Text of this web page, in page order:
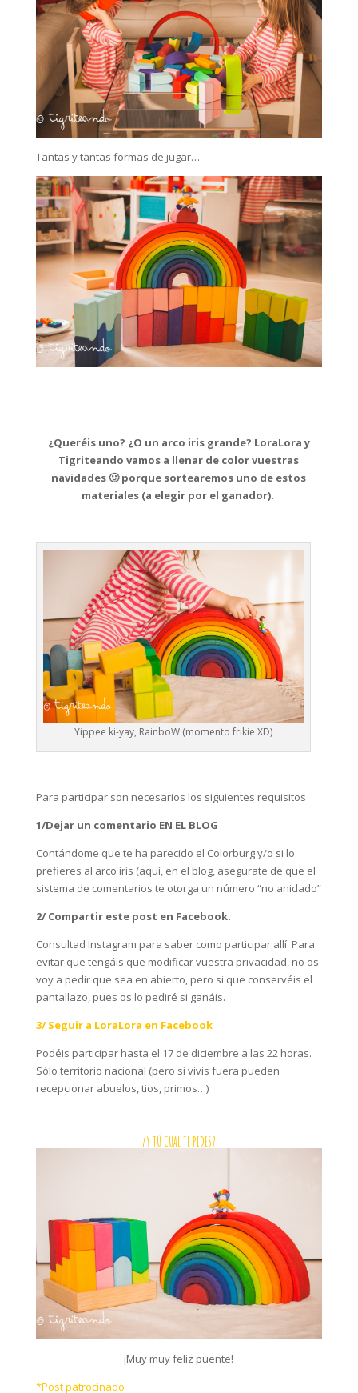
Tantas y tantas formas de jugar…
¿Queréis uno? ¿O un arco iris grande? LoraLora y
Tigriteando vamos a llenar de color vuestras
navidades 🙂 porque sortearemos uno de estos
materiales (a elegir por el ganador).
Yippee ki-yay, RainboW (momento frikie XD)
Para participar son necesarios los siguientes requisitos
1/Dejar un comentario EN EL BLOG
Contándome que te ha parecido el Colorburg y/o si lo
prefieres al arco iris (aquí, en el blog, asegurate de que el
sistema de comentarios te otorga un número “no anidado”
2/ Compartir este post en Facebook.
Consultad Instagram para saber como participar allí. Para
evitar que tengáis que modificar vuestra privacidad, no os
voy a pedir que sea en abierto, pero si que conservéis el
pantallazo, pues os lo pediré si ganáis.
3/ Seguir a LoraLora en Facebook
Podéis participar hasta el 17 de diciembre a las 22 horas.
Sólo territorio nacional (pero si vivis fuera pueden
recepcionar abuelos, tios, primos…)
¿Y TÚ CUAL TE PIDES?
¡Muy muy feliz puente!
*Post patrocinado